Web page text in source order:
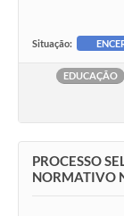
Situação:
EDUCAÇÃO
PROCESSO
NORMATIVO